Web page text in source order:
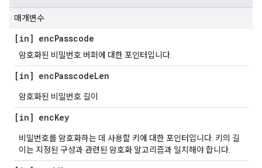
매개변수
[in] encPasscode
암호화된 비밀번호 버퍼에 대한 포인터입니다.
[in] encPasscodeLen
암호화된 비밀번호 길이
[in] encKey
비밀번호를 암호화하는 데 사용할 키에 대한 포인터입니다. 키의 길
이는 지정된 구성과 관련된 암호화 알고리즘과 일치해야 합니다.